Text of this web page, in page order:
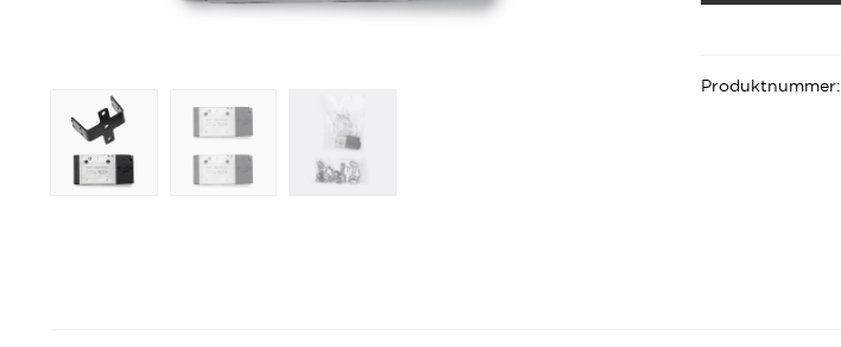
Produktnummer: